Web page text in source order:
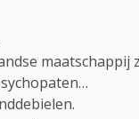
maatschappij